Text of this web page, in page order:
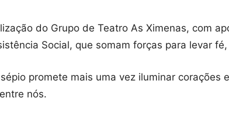
do Grupo de Teatro As Ximenas, com
Social, que somam forças para levar
promete mais uma vez iluminar
nós.